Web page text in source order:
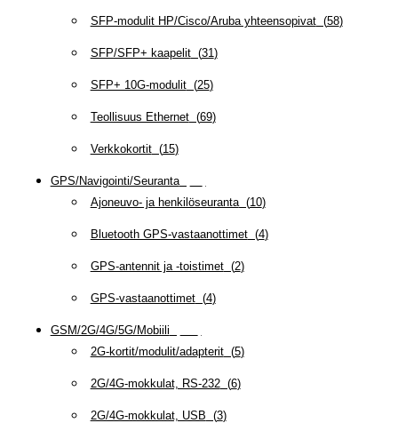
SFP-modulit HP/Cisco/Aruba yhteensopivat(58)
SFP/SFP+ kaapelit(31 )
SFP+ 10G-modulit(25)
Teollisuus Ethernet(69)
Verkkokortit(15)
GPS/Navigointi/Seuranta(
Ajoneuvo- ja henkilöseuranta(10)
Bluetooth GPS-vastaanottimet(4)
GPS-antennit ja -toistimet(2)
GPS-vastaanottimet(4)
GSM/2G/4G/5G/Mobiili
2G-kortit/modulit/adapterit(5)
2G/4G-mokkulat, RS-232(6)
2G/4G-mokkulat, USB (3)